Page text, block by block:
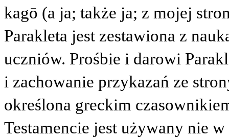
kagō (a ja; także ja; z mojej
Parakleta jest zestawiona z
uczniów. Prośbie i darowi
i zachowanie przykazań ze
określona greckim
Testamencie jest używany nie